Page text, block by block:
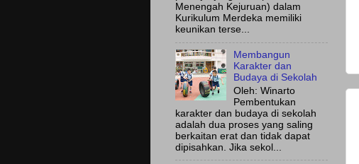
Menengah Kejuruan) dalam
Kurikulum Merdeka memiliki
keunikan terse...
Membangun
Karakter dan
Budaya di Sekolah
Oleh: Winarto
Pembentukan
karakter dan budaya di sekolah
adalah dua proses yang saling
berkaitan erat dan tidak dapat
dipisahkan. Jika sekol...